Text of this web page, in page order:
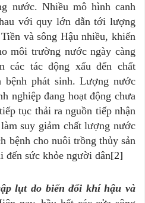
nước. Nhiều mô hình canh
với quy lớn dẫn tới lượng
và sông Hậu nhiều, khiến
môi trường nước ngày càng
các tác động xấu đến chất
phát sinh. Lượng nước
nghiệp đang hoạt động chưa
tục thải ra nguồn tiếp nhận
suy giảm chất lượng nước
bệnh cho nuôi trồng thủy sản
đến sức khỏe người dân[2]
lụt do biến đổi khí hậu và